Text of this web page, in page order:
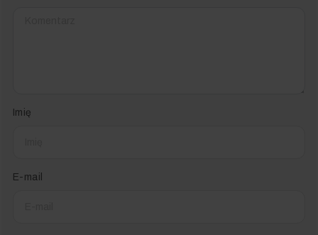
Imię
E-mail